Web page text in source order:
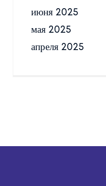
июня 2025
мая 2025
апреля 2025